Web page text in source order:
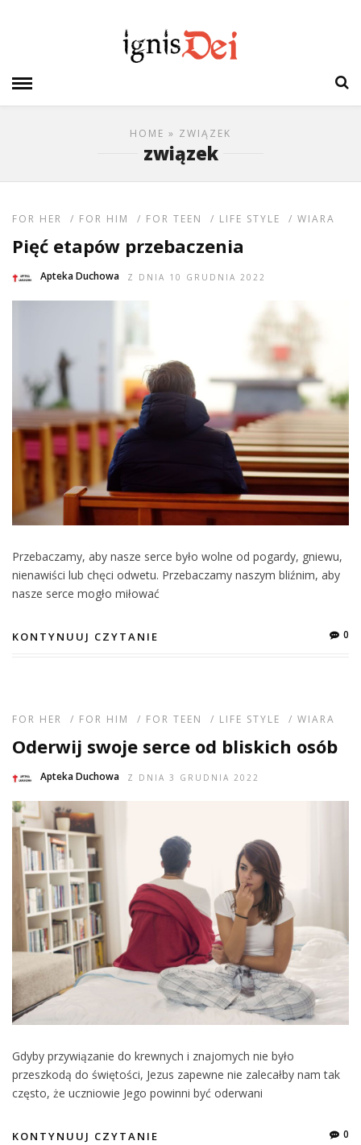
HOME » ZWIĄZEK
związek
FOR HER / FOR HIM / FOR TEEN / LIFE STYLE / WIARA
Pięć etapów przebaczenia
Apteka Duchowa Z DNIA 10 GRUDNIA 2022
Przebaczamy, aby nasze serce było wolne od pogardy, gniewu,
nienawiści lub chęci odwetu. Przebaczamy naszym bliźnim, aby
nasze serce mogło miłować
KONTYNUUJ CZYTANIE 0
FOR HER / FOR HIM / FOR TEEN / LIFE STYLE / WIARA
Oderwij swoje serce od bliskich osób
Apteka Duchowa Z DNIA 3 GRUDNIA 2022
Gdyby przywiązanie do krewnych i znajomych nie było
przeszkodą do świętości, Jezus zapewne nie zalecałby nam tak
często, że uczniowie Jego powinni być oderwani
KONTYNUUJ CZYTANIE 0